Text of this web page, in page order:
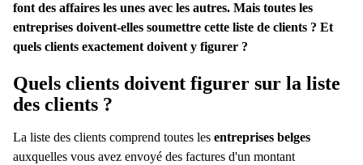
font des affaires les unes avec les autres. Mais toutes les
entreprises doivent-elles soumettre cette liste de clients ? Et
quels clients exactement doivent y figurer ?
Quels clients doivent figurer sur la liste
des clients ?
La liste des clients comprend toutes les entreprises belges
auxquelles vous avez envoyé des factures d'un montant